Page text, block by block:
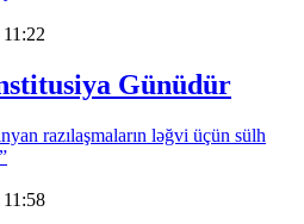
Günüdür